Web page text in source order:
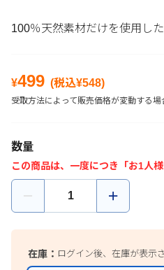
100％天然素材だけを使用した
¥499 (税込¥548)
受取方法によって販売価格が変動する場
数量
この商品は、一度につき「お1人様
在庫： ログイン後、在庫が表示